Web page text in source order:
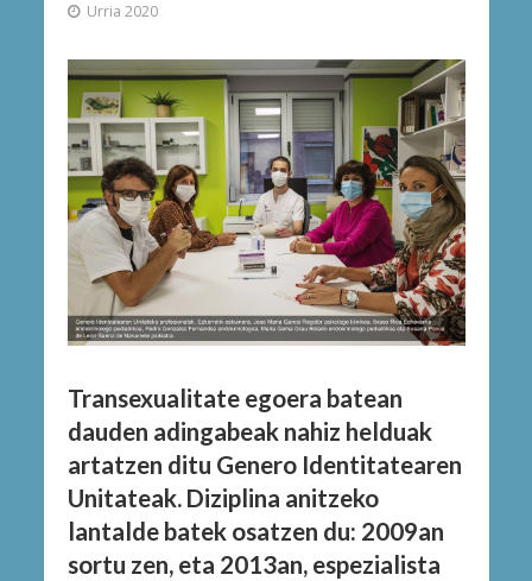
Urria 2020
Transexualitate egoera batean
dauden adingabeak nahiz helduak
artatzen ditu Genero Identitatearen
Unitateak. Diziplina anitzeko
lantalde batek osatzen du: 2009an
sortu zen, eta 2013an, espezialista